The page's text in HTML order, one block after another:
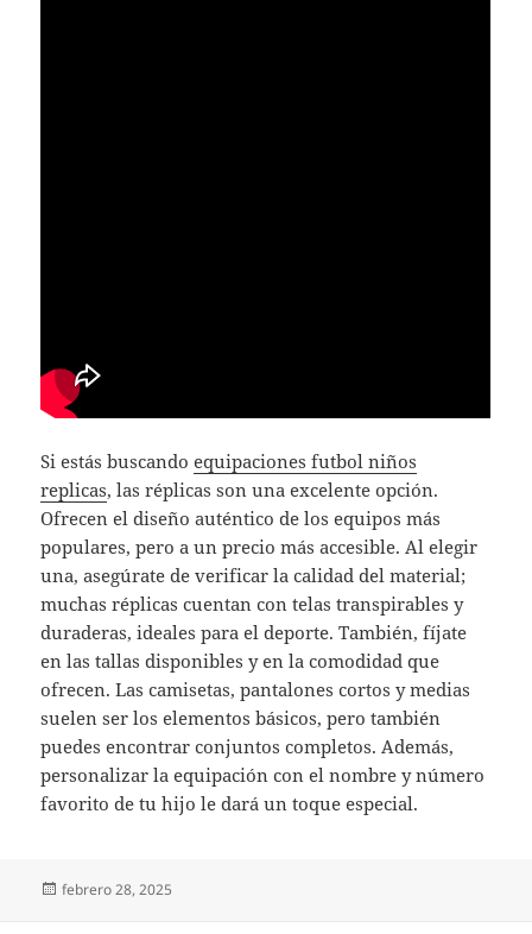
Si estás buscandoequipaciones futbol niños
replicas, las réplicas son una excelente opción.
Ofrecen el diseño auténtico de los equipos más
populares, pero a un precio más accesible. Al elegir
una, asegúrate de verificar la calidad del material;
muchas réplicas cuentan con telas transpirables y
duraderas, ideales para el deporte. También, fíjate
en las tallas disponibles y en la comodidad que
ofrecen. Las camisetas, pantalones cortos y medias
suelen ser los elementos básicos, pero también
puedes encontrar conjuntos completos. Además,
personalizar la equipación con el nombre y número
favorito de tu hijo le dará un toque especial.
Publicado
febrero 28, 2025